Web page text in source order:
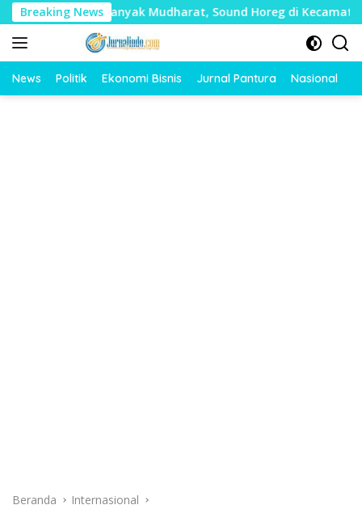
Langsung
ke
konten
Breaking News
Banyak Mudharat, Sound Horeg di Kecamatan Tayu
News Politik Ekonomi Bisnis Jurnal Pantura Nasional
Beranda Internasional